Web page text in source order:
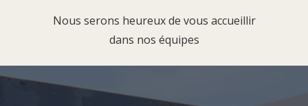
Nous serons heureux de vous accueillir
dans nos équipes